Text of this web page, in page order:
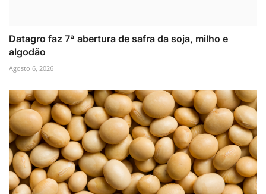
Datagro faz 7ª abertura de safra da soja, milho e
algodão
Agosto 6, 2026